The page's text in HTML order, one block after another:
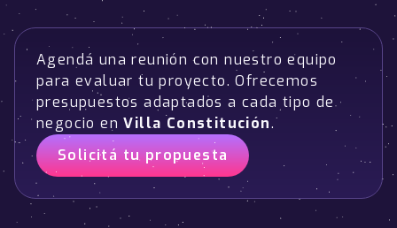
Agendá una reunión con nuestro equipo
para evaluar tu proyecto. Ofrecemos
presupuestos adaptados a cada tipo de
negocio enVilla Constitución.
Solicitá tu propuesta